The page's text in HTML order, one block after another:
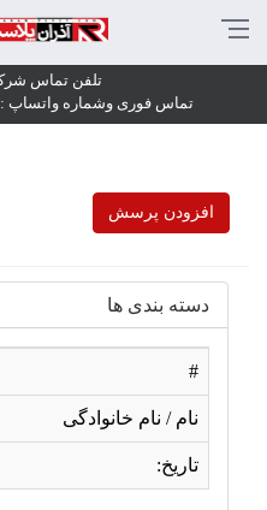
دیوارپوش و سقف کاذب آذران
دیوارپوش و سقف کاذب آذران
تلفن تماس شرکت
تماس فوری وشماره واتساپ :۰۹۳۰۳۹۰۳۳۸۳ - ۰۹۳۳۳۹۰۳۳۸۳
افزودن پرسش
دسته بندی ها
#
نام / نام خانوادگی
تاریخ: